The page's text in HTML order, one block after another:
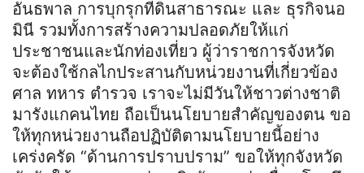
อันธพาล การบุกรุกที่ดินสาธารณะ และ ธุรกิจนอ
มินี รวมทั้งการสร้างความปลอดภัยให้แก่
ประชาชนและนักท่องเที่ยว ผู้ว่าราชการจังหวัด
จะต้องใช้กลไกประสานกับหน่วยงานที่เกี่ยวข้อง
ศาล ทหาร ตำรวจ เราจะไม่มีวันให้ชาวต่างชาติ
มารังแกคนไทย ถือเป็นนโยบายสำคัญของตน ขอ
ให้ทุกหน่วยงานถือปฏิบัติตามนโยบายนี้อย่าง
เคร่งครัด “ด้านการปราบปราม” ขอให้ทุกจังหวัด